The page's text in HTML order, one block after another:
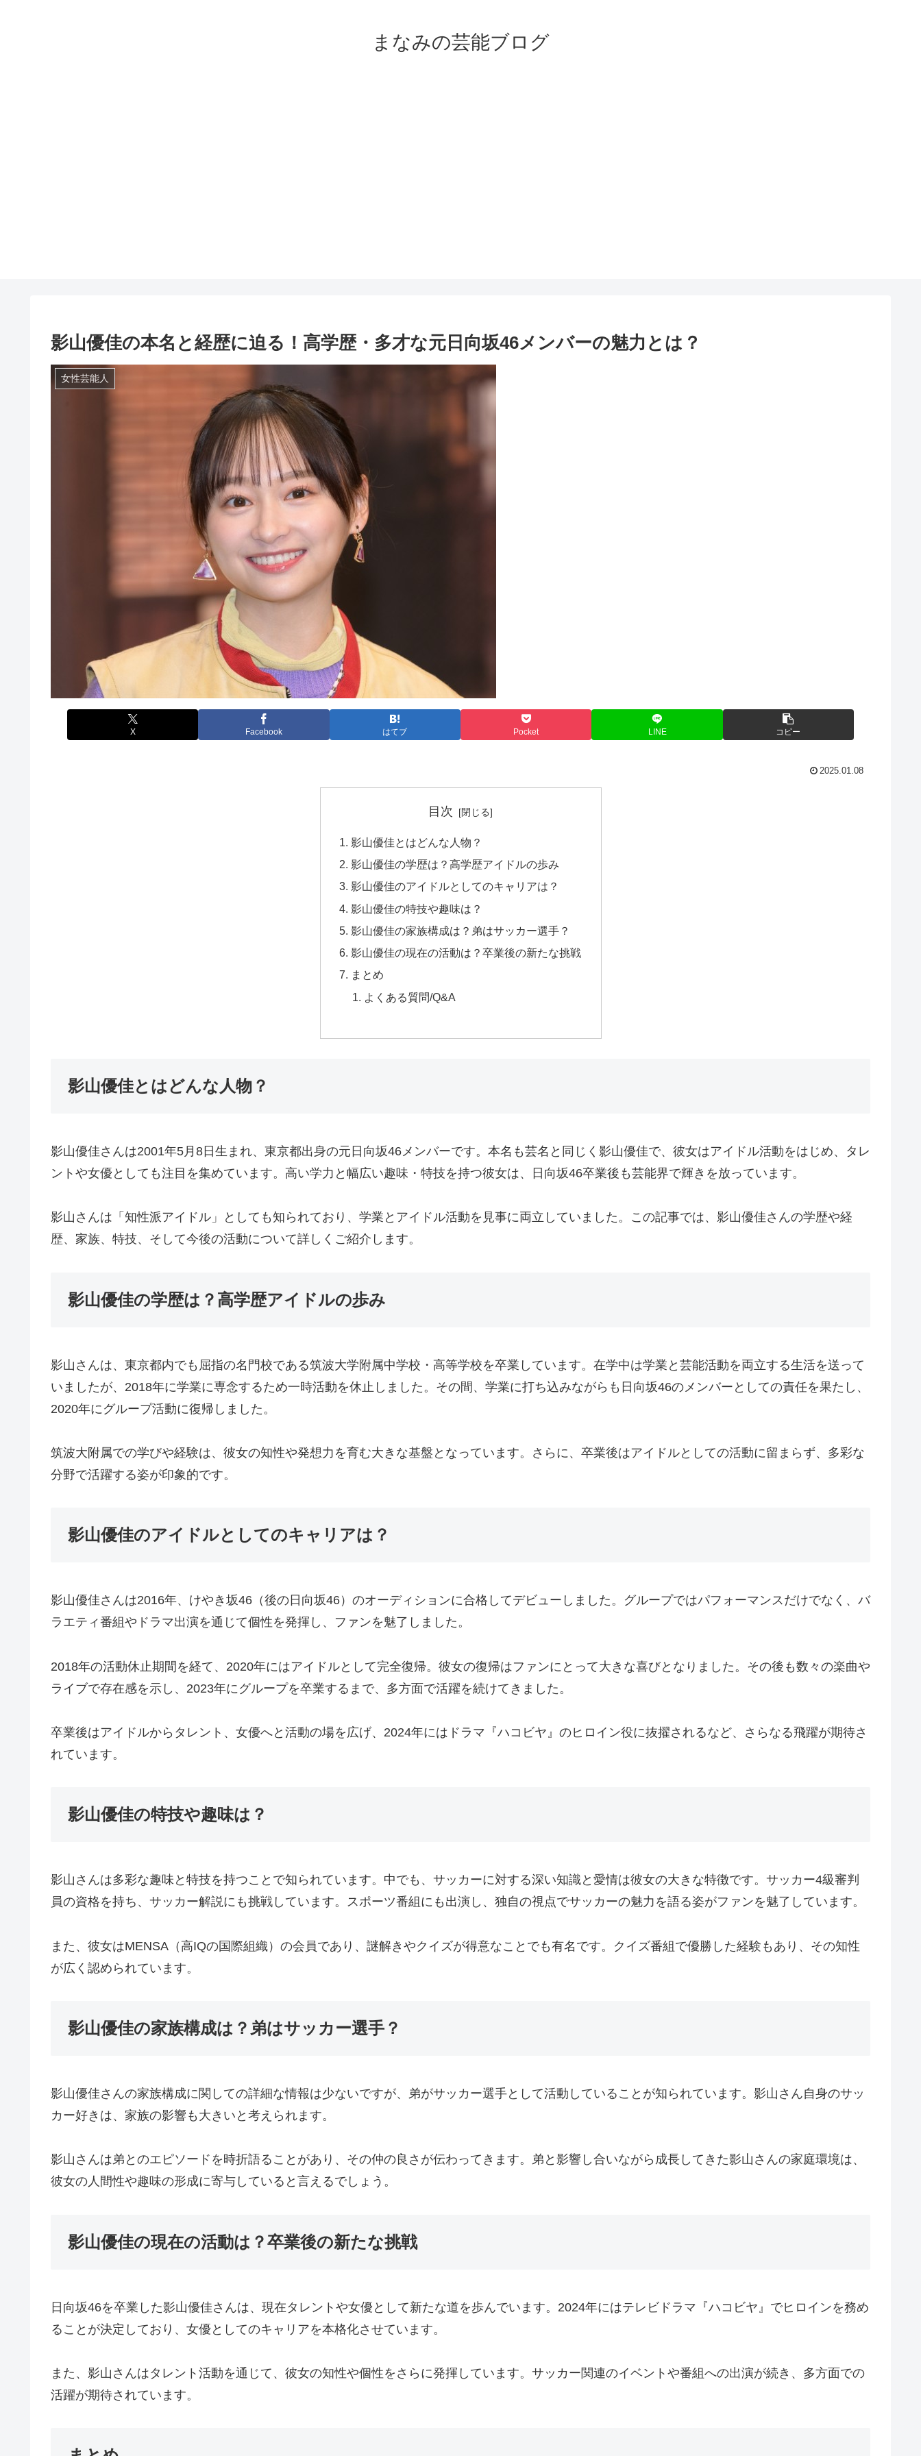
まなみの芸能ブログ
影山優佳の本名と経歴に迫る！高学歴・多才な元日向坂46メンバーの魅力とは？
女性芸能人
X Facebook はてブ Pocket LINE コピー
2025.01.08
目次
影山優佳とはどんな人物？
影山優佳の学歴は？高学歴アイドルの歩み
影山優佳のアイドルとしてのキャリアは？
影山優佳の特技や趣味は？
影山優佳の家族構成は？弟はサッカー選手？
影山優佳の現在の活動は？卒業後の新たな挑戦
まとめ
よくある質問/Q&A
影山優佳とはどんな人物？
影山優佳さんは2001年5月8日生まれ、東京都出身の元日向坂46メンバーです。本名も芸名と同じく影山優佳で、彼女はアイドル活動をはじめ、タレ
ントや女優としても注目を集めています。高い学力と幅広い趣味・特技を持つ彼女は、日向坂46卒業後も芸能界で輝きを放っています。
影山さんは「知性派アイドル」としても知られており、学業とアイドル活動を見事に両立していました。この記事では、影山優佳さんの学歴や経
歴、家族、特技、そして今後の活動について詳しくご紹介します。
影山優佳の学歴は？高学歴アイドルの歩み
影山さんは、東京都内でも屈指の名門校である筑波大学附属中学校・高等学校を卒業しています。在学中は学業と芸能活動を両立する生活を送って
いましたが、2018年に学業に専念するため一時活動を休止しました。その間、学業に打ち込みながらも日向坂46のメンバーとしての責任を果たし、
2020年にグループ活動に復帰しました。
筑波大附属での学びや経験は、彼女の知性や発想力を育む大きな基盤となっています。さらに、卒業後はアイドルとしての活動に留まらず、多彩な
分野で活躍する姿が印象的です。
影山優佳のアイドルとしてのキャリアは？
影山優佳さんは2016年、けやき坂46（後の日向坂46）のオーディションに合格してデビューしました。グループではパフォーマンスだけでなく、バ
ラエティ番組やドラマ出演を通じて個性を発揮し、ファンを魅了しました。
2018年の活動休止期間を経て、2020年にはアイドルとして完全復帰。彼女の復帰はファンにとって大きな喜びとなりました。その後も数々の楽曲や
ライブで存在感を示し、2023年にグループを卒業するまで、多方面で活躍を続けてきました。
卒業後はアイドルからタレント、女優へと活動の場を広げ、2024年にはドラマ『ハコビヤ』のヒロイン役に抜擢されるなど、さらなる飛躍が期待さ
れています。
影山優佳の特技や趣味は？
影山さんは多彩な趣味と特技を持つことで知られています。中でも、サッカーに対する深い知識と愛情は彼女の大きな特徴です。サッカー4級審判
員の資格を持ち、サッカー解説にも挑戦しています。スポーツ番組にも出演し、独自の視点でサッカーの魅力を語る姿がファンを魅了しています。
また、彼女はMENSA（高IQの国際組織）の会員であり、謎解きやクイズが得意なことでも有名です。クイズ番組で優勝した経験もあり、その知性
が広く認められています。
影山優佳の家族構成は？弟はサッカー選手？
影山優佳さんの家族構成に関しての詳細な情報は少ないですが、弟がサッカー選手として活動していることが知られています。影山さん自身のサッ
カー好きは、家族の影響も大きいと考えられます。
影山さんは弟とのエピソードを時折語ることがあり、その仲の良さが伝わってきます。弟と影響し合いながら成長してきた影山さんの家庭環境は、
彼女の人間性や趣味の形成に寄与していると言えるでしょう。
影山優佳の現在の活動は？卒業後の新たな挑戦
日向坂46を卒業した影山優佳さんは、現在タレントや女優として新たな道を歩んでいます。2024年にはテレビドラマ『ハコビヤ』でヒロインを務め
ることが決定しており、女優としてのキャリアを本格化させています。
また、影山さんはタレント活動を通じて、彼女の知性や個性をさらに発揮しています。サッカー関連のイベントや番組への出演が続き、多方面での
活躍が期待されています。